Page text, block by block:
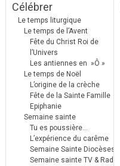
Célébrer
Le temps liturgique
Le temps de l’Avent
Fête du Christ Roi de
l’Univers
Les antiennes en »Ô »
Le temps de Noël
L’origine de la crèche
Fête de la Sainte Famille
Epiphanie
Semaine sainte
Tu es poussière…
L’expérience du carême
Semaine Sainte Diocèses
Semaine sainte TV & Radio